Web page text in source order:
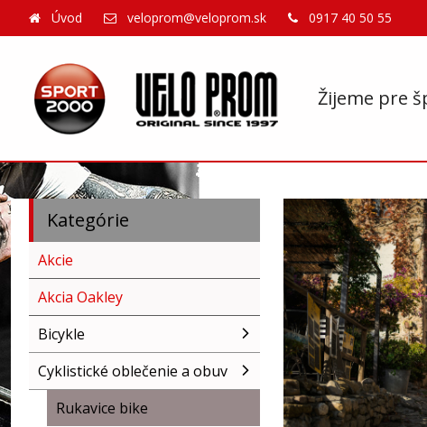
Žijeme pre
Úvod veloprom@veloprom.sk 0917 40 50 55
Kategórie
Akcie
Akcia Oakley
Bicykle
Cyklistické oblečenie a obuv
Rukavice bike